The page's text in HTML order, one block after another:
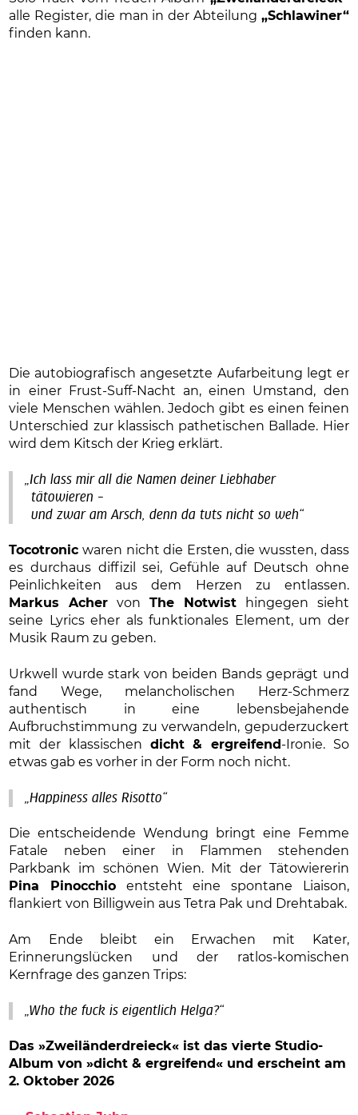
alle Register, die man in der Abteilung „Schlawiner“
finden kann.
Die autobiografisch angesetzte Aufarbeitung legt er
in einer Frust-Suff-Nacht an, einen Umstand, den
viele Menschen wählen. Jedoch gibt es einen feinen
Unterschied zur klassisch pathetischen Ballade. Hier
wird dem Kitsch der Krieg erklärt.
„Ich lass mir all die Namen deiner Liebhaber
tätowieren –
und zwar am Arsch, denn da tuts nicht so weh“
Tocotronic waren nicht die Ersten, die wussten, dass
es durchaus diffizil sei, Gefühle auf Deutsch ohne
Peinlichkeiten aus dem Herzen zu entlassen.
Markus Acher von The Notwisthingegen sieht
seine Lyrics eher als funktionales Element, um der
Musik Raum zu geben.
Urkwell wurde stark von beiden Bands geprägt und
fand Wege, melancholischen Herz-Schmerz
authentisch in eine lebensbejahende
Aufbruchstimmung zu verwandeln, gepuderzuckert
mit der klassischen dicht & ergreifend -Ironie. So
etwas gab es vorher in der Form noch nicht.
„Happiness alles Risotto“
Die entscheidende Wendung bringt eine Femme
Fatale neben einer in Flammen stehenden
Parkbank im schönen Wien. Mit der Tätowiererin
Pina Pinocchio entsteht eine spontane Liaison,
flankiert von Billigwein aus Tetra Pak und Drehtabak.
Am Ende bleibt ein Erwachen mit Kater,
Erinnerungslücken und der ratlos-komischen
Kernfrage des ganzen Trips:
„Who the fuck is eigentlich Helga?“
Das »Zweiländerdreieck« ist das vierte Studio-
Albumvon »dicht & ergreifend« und erscheint am
2. Oktober 2026